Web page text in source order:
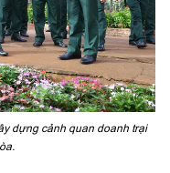
dựng cảnh quan doanh trại